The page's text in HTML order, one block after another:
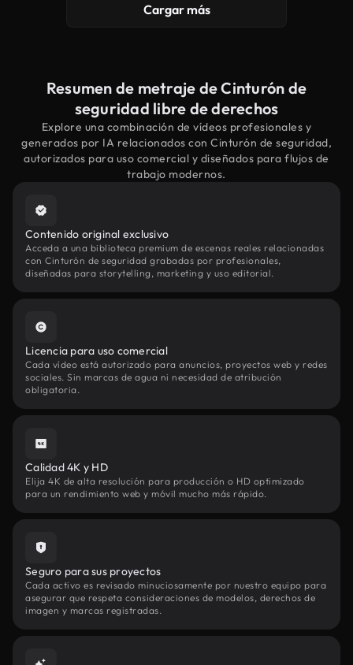
Cargar más
Resumen de metraje de Cinturón de
seguridad libre de derechos
Explore una combinación de vídeos profesionales y
generados por IA relacionados con Cinturón de seguridad,
autorizados para uso comercial y diseñados para flujos de
trabajo modernos.
Contenido original exclusivo
Acceda a una biblioteca premium de escenas reales relacionadas
con Cinturón de seguridad grabadas por profesionales,
diseñadas para storytelling, marketing y uso editorial.
Licencia para uso comercial
Cada vídeo está autorizado para anuncios, proyectos web y redes
sociales. Sin marcas de agua ni necesidad de atribución
obligatoria.
Calidad 4K y HD
Elija 4K de alta resolución para producción o HD optimizado
para un rendimiento web y móvil mucho más rápido.
Seguro para sus proyectos
Cada activo es revisado minuciosamente por nuestro equipo para
asegurar que respeta consideraciones de modelos, derechos de
imagen y marcas registradas.